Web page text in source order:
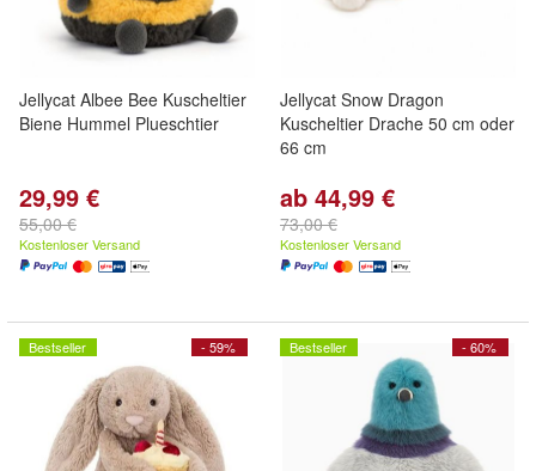
Jellycat Albee Bee Kuscheltier
Biene Hummel Plueschtier
29,99 €
55,00 €
Kostenloser Versand
Jellycat Snow Dragon
Kuscheltier Drache 50 cm oder
66 cm
ab 44,99 €
73,00 €
Kostenloser Versand
- 59%
Bestseller - 60%
Bestseller